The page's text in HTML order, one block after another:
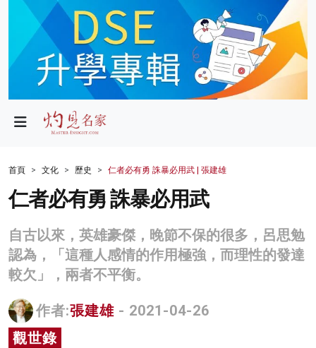
政局
財經
生活
商業
科技
影片
名家榜
首頁 文化 歷史 仁者必有勇 誅暴必用武 | 張建雄
仁者必有勇 誅暴必用武
自古以來，英雄豪傑，晚節不保的很多，呂思勉
認為，「這種人感情的作用極強，而理性的發達
較欠」，兩者不平衡。
作者:張建雄 - 2021-04-26
觀世錄